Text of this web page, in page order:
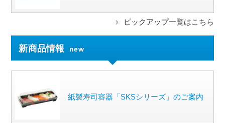
ピックアップ一覧はこちら
新商品情報 new
紙製寿司容器「SKSシリーズ」のご案内